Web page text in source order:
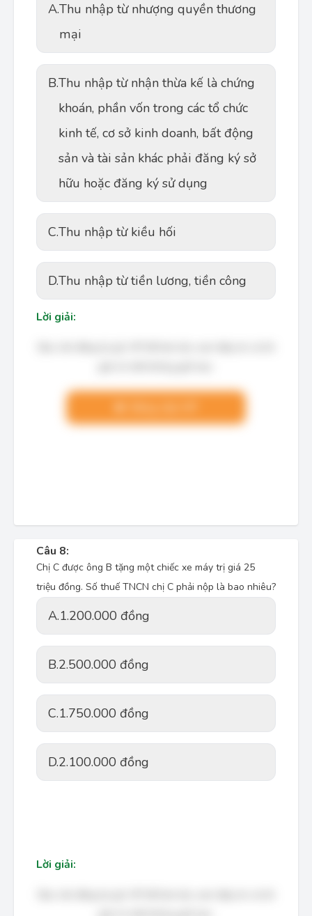
A.Thu nhập từ nhượng quyền thương
mại
B.Thu nhập từ nhận thừa kế là chứng
khoán, phần vốn trong các tổ chức
kinh tế, cơ sở kinh doanh, bất động
sản và tài sản khác phải đăng ký sở
hữu hoặc đăng ký sử dụng
C.Thu nhập từ kiều hối
D.Thu nhập từ tiền lương, tiền công
Lời giải:
Câu 8:
Chị C được ông B tặng một chiếc xe máy trị giá 25
triệu đồng. Số thuế TNCN chị C phải nộp là bao nhiêu?
A.1.200.000 đồng
B.2.500.000 đồng
C.1.750.000 đồng
D.2.100.000 đồng
Lời giải: